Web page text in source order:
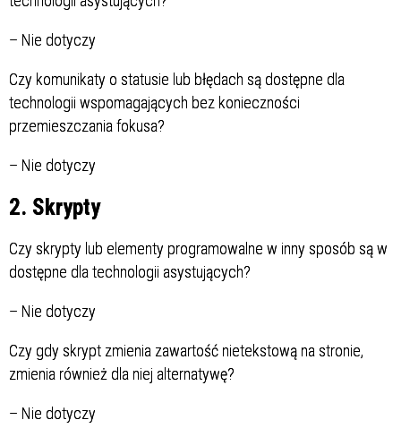
– Nie dotyczy
Czy komunikaty o statusie lub błędach są dostępne dla
technologii wspomagających bez konieczności
przemieszczania fokusa?
– Nie dotyczy
2. Skrypty
Czy skrypty lub elementy programowalne w inny sposób są w
dostępne dla technologii asystujących?
– Nie dotyczy
Czy gdy skrypt zmienia zawartość nietekstową na stronie,
zmienia również dla niej alternatywę?
– Nie dotyczy